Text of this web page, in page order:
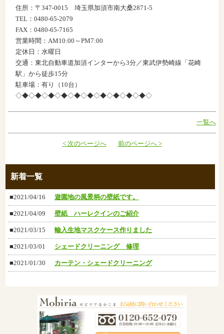
住所：〒347-0015 埼玉県加須市南大桑2871-5
TEL：0480-65-2079
FAX：0480-65-7165
営業時間：AM10:00～PM7:00
定休日：水曜日
交通：東北自動車道加須インターから3分／東武伊勢崎線「花崎
駅」から徒歩15分
駐車場：有り（10台）
◇◆◇◆◇◆◇◆◇◆◇◆◇◆◇◆◇◆◇◆◇
一覧へ
< 次のページへ 前のページへ >
新着一覧
■2021/04/16 遊園地の風景柄の壁紙です。
■2021/04/09 壁紙 ハーレクインのご紹介
■2021/03/15 輸入生地マスクケース作りました
■2021/03/01 シェードクリーニング 修理
■2021/01/30 カーテン・シェードクリーニング